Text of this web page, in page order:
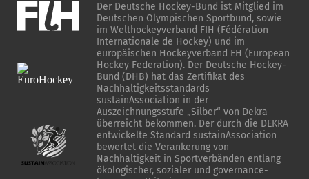
Der Deutsche Hockey-Bund ist Mitglied im
Deutschen Olympischen Sportbund, sowie
im Welthockeyverband FIH (Fédération
Internationale de Hockey) und im
europäischen Hockeyverband EH (European
Hockey Federation). Der Deutsche Hockey-
Bund (DHB) hat das Zertifikat des
Nachhaltigkeitsstandards
sustainAssociation in der
Auszeichnungsstufe „Silber“ von Dekra
überreicht bekommen. Der durch die DEKRA
entwickelte Standard sustainAssociation
bewertet die Verankerung von
Nachhaltigkeit in Sportverbänden entlang
ökologischer, sozialer und governance-